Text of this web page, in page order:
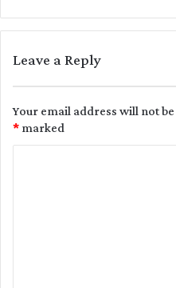
Leave a Reply
Your email address will not
marked
*